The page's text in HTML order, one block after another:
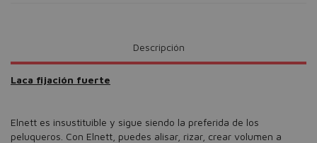
Descripción
Laca fijación fuerte
Elnett es insustituible y sigue siendo la preferida de los
peluqueros. Con Elnett, puedes alisar, rizar, crear volumen a